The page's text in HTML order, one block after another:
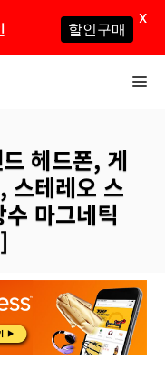
헤드폰, 게
스테레오 스
마그네틱
할인구매
X